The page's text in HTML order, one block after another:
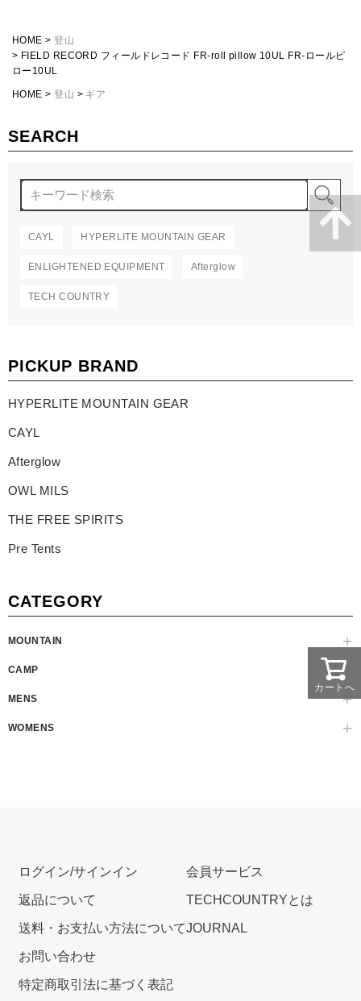
SEARCH
検
CAYL HYPERLITE MOUNTAIN GEAR
ENLIGHTENED EQUIPMENT Afterglow
TECH COUNTRY
PICKUP BRAND
HYPERLITE MOUNTAIN GEAR
CAYL
Afterglow
OWL MILS
THE FREE SPIRITS
Pre Tents
CATEGORY
MOUNTAIN
CAMP
MENS
WOMENS
HOME
登山
FIELD RECORD フィールドレコード FR-roll pillow 10UL FR-ロールピ
ロー10UL
HOME 登山 ギア
カートへ
ログイン/サインイン
返品について
送料・お支払い方法について
お問い合わせ
特定商取引法に基づく表記
会員サービス
TECHCOUNTRYとは
JOURNAL